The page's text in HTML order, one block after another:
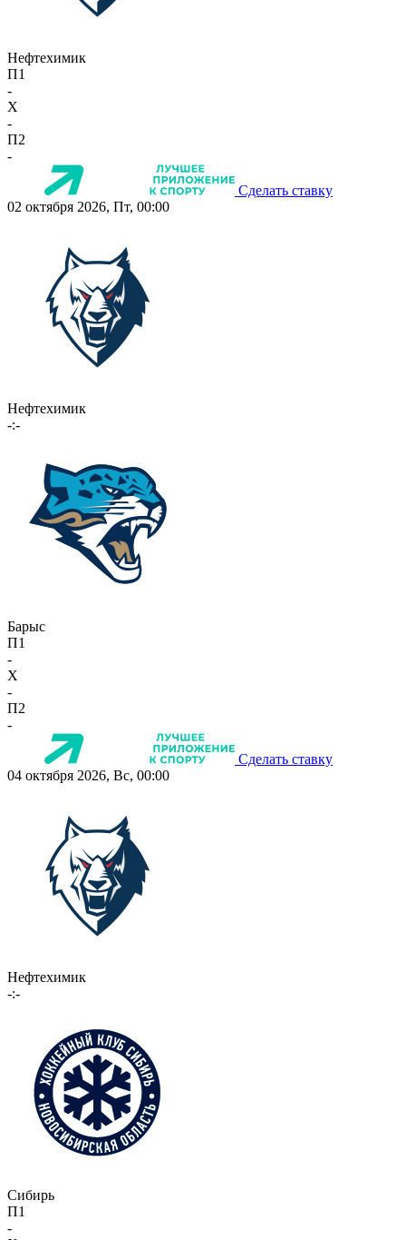
Нефтехимик
П1
-
X
-
П2
-
Сделать ставку
02 октября 2026, Пт, 00:00
Нефтехимик
-:-
Барыс
П1
-
X
-
П2
-
Сделать ставку
04 октября 2026, Вс, 00:00
Нефтехимик
-:-
Сибирь
П1
-